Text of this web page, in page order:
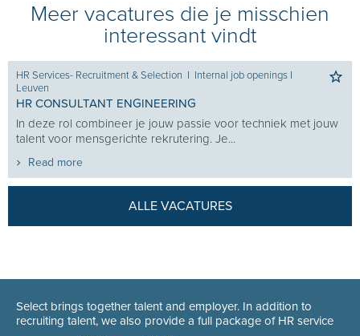
Meer vacatures die je misschien
interessant vindt
HR Services- Recruitment & Selection I Internal job openings I
Leuven
HR CONSULTANT ENGINEERING
In deze rol combineer je jouw passie voor techniek met jouw
talent voor mensgerichte rekrutering. Je...
Read more
ALLE VACATURES
Select brings together talent and employer. In addition to
recruiting talent, we also provide a full package of HR service